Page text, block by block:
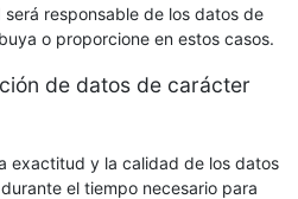
responsable de los datos de
o proporcione en estos casos.
de datos de carácter
exactitud y la calidad de los datos
el tiempo necesario para